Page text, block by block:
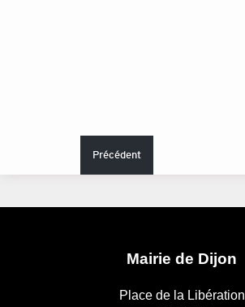
Précédent
Mairie de Dijon
Place de la Libération